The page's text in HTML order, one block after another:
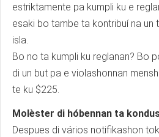
estriktamente pa kumpli ku e
esaki bo tambe ta kontribuí na un
isla.
Bo no ta kumpli ku reglanan? Bo
di un but pa e violashonnan
te ku $225.
Molèster di hóbennan ta
Despues di vários notifikashon